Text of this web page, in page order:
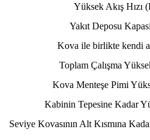
Yüksek Akış Hızı
Yakıt Deposu
Kova ile birlikte kendi
Toplam Çalışma
Kova Menteşe Pimi
Kabinin Tepesine Kadar
Seviye Kovasının Alt Kısmına